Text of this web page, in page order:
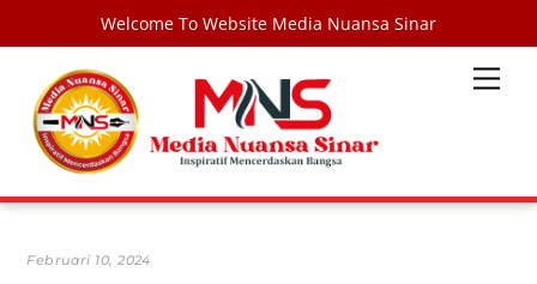
Welcome To Website Media Nuansa Sinar
content
Februari 10, 2024